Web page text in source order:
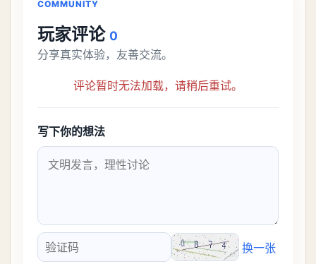
COMMUNITY
玩家评论 0
分享真实体验，友善交流。
评论暂时无法加载，请稍后重试。
写下你的想法
验证码
换一张